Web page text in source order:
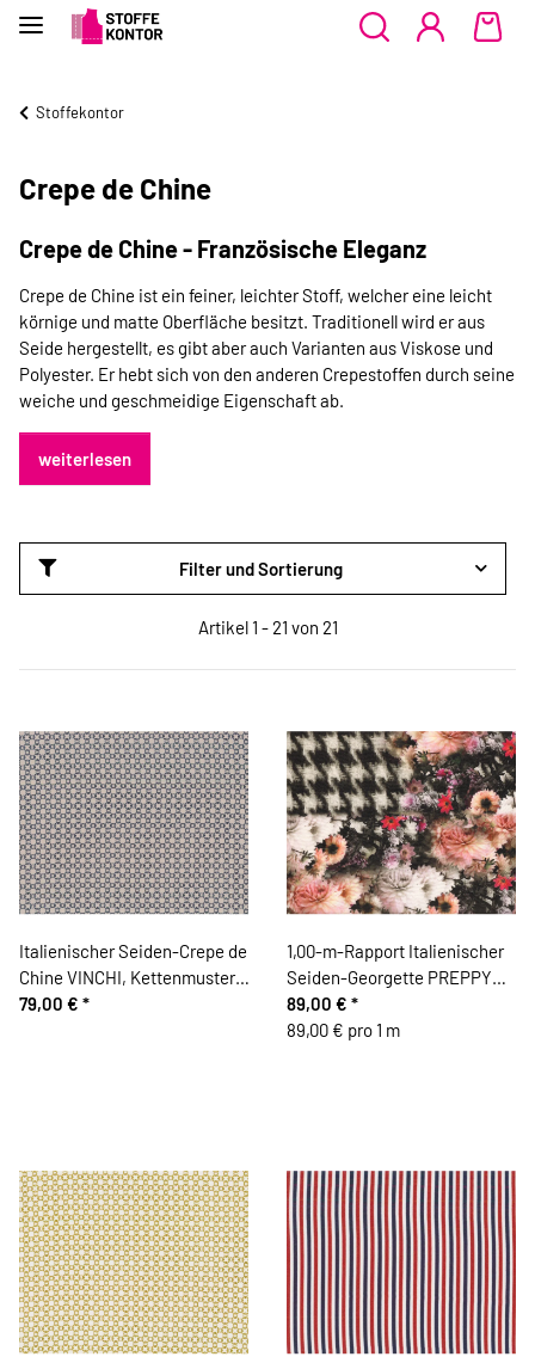
Stoffekontor
Crepe de Chine
Crepe de Chine - Französische Eleganz
Crepe de Chine ist ein feiner, leichter Stoff, welcher eine leicht
körnige und matte Oberfläche besitzt. Traditionell wird er aus
Seide hergestellt, es gibt aber auch Varianten aus Viskose und
Polyester. Er hebt sich von den anderen Crepestoffen durch seine
weiche und geschmeidige Eigenschaft ab.
weiterlesen
Filter und Sortierung
Artikel 1 - 21 von 21
Italienischer Seiden-Crepe de
Chine VINCHI, Kettenmuster,
anthrazit
79,00 € *
1,00-m-Rapport Italienischer
Seiden-Georgette PREPPY
FLOWERS
89,00 € *
89,00 € pro 1 m